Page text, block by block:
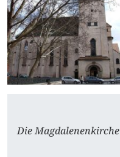
Die Magdalenenkirche